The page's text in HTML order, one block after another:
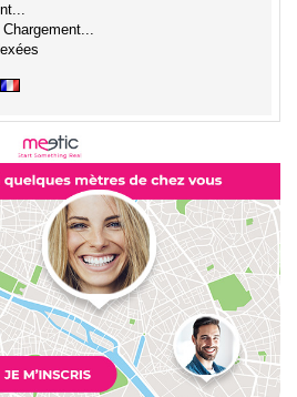
Chargement...